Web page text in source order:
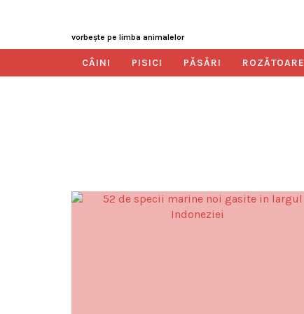
vorbeşte pe limba animalelor
CÂINI PISICI PĂSĂRI ROZĂTOARE